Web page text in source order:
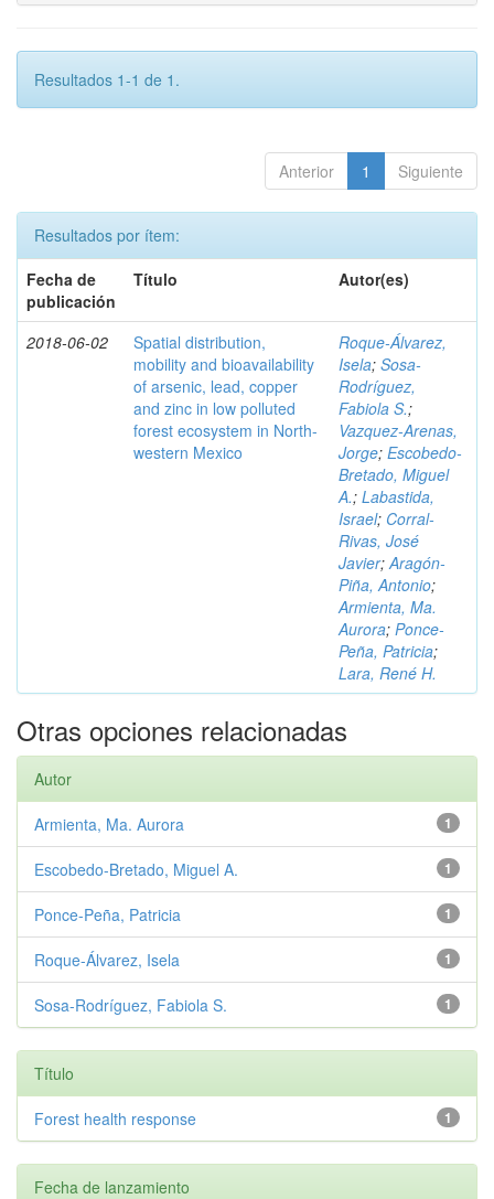
Resultados 1-1 de 1.
Anterior 1 Siguiente
Resultados por ítem:
Fecha de
publicación
Título Autor(es)
2018-06-02
Spatial distribution,
mobility and bioavailability
of arsenic, lead, copper
and zinc in low polluted
forest ecosystem in North-
western Mexico
Roque-Álvarez,
Isela; Sosa-
Rodríguez,
Fabiola S.;
Vazquez-Arenas,
Jorge; Escobedo-
Bretado, Miguel
A.; Labastida,
Israel; Corral-
Rivas, José
Javier;Aragón-
Piña, Antonio;
Armienta, Ma.
Aurora; Ponce-
Peña, Patricia;
Lara, René H.
Otras opciones relacionadas
Autor
1
Armienta, Ma. Aurora
1
Escobedo-Bretado, Miguel A.
1
Ponce-Peña, Patricia
1
Roque-Álvarez, Isela
1
Sosa-Rodríguez, Fabiola S.
Título
1
Forest health response
Fecha de lanzamiento